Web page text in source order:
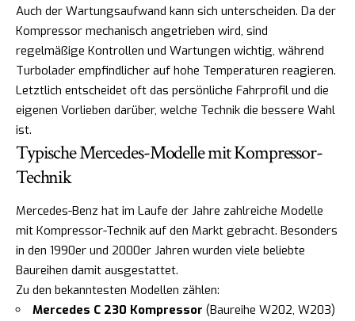
Auch der Wartungsaufwand kann sich unterscheiden. Da der
Kompressor mechanisch angetrieben wird, sind
regelmäßige Kontrollen und Wartungen wichtig, während
Turbolader empfindlicher auf hohe Temperaturen reagieren.
Letztlich entscheidet oft das persönliche Fahrprofil und die
eigenen Vorlieben darüber, welche Technik die bessere Wahl
ist.
Typische Mercedes-Modelle mit Kompressor-
Technik
Mercedes-Benz hat im Laufe der Jahre zahlreiche Modelle
mit Kompressor-Technik auf den Markt gebracht. Besonders
in den 1990er und 2000er Jahren wurden viele beliebte
Baureihen damit ausgestattet.
Zu den bekanntesten Modellen zählen:
Mercedes C 230 Kompressor (Baureihe W202, W203)